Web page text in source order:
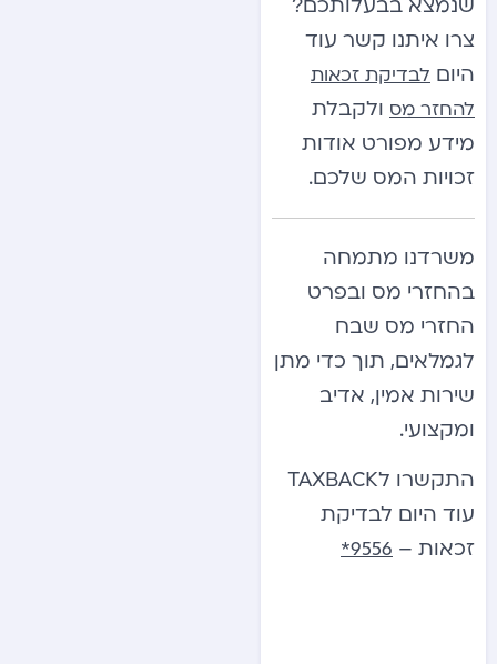
שנמצא בבעלותכם?
צרו איתנו קשר עוד
היום לבדיקת זכאות
להחזר מס ולקבלת
מידע מפורט אודות
זכויות המס שלכם.
משרדנו מתמחה
בהחזרי מס ובפרט
החזרי מס שבח
לגמלאים, תוך כדי מתן
שירות אמין, אדיב
ומקצועי.
התקשרו לTAXBACK
עוד היום לבדיקת
זכאות – 9556*